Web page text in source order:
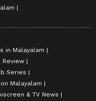
in Malayalam
Review
Series
Malayalam
& TV News